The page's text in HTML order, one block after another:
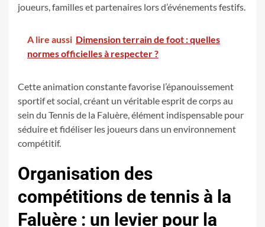
joueurs, familles et partenaires lors d’événements festifs.
A lire aussi Dimension terrain de foot : quelles
normes officielles à respecter ?
Cette animation constante favorise l’épanouissement
sportif et social, créant un véritable esprit de corps au
sein du Tennis de la Faluère, élément indispensable pour
séduire et fidéliser les joueurs dans un environnement
compétitif.
Organisation des
compétitions de tennis à la
Faluère : un levier pour la